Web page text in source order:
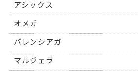
アシックス
オメガ
バレンシアガ
マルジェラ